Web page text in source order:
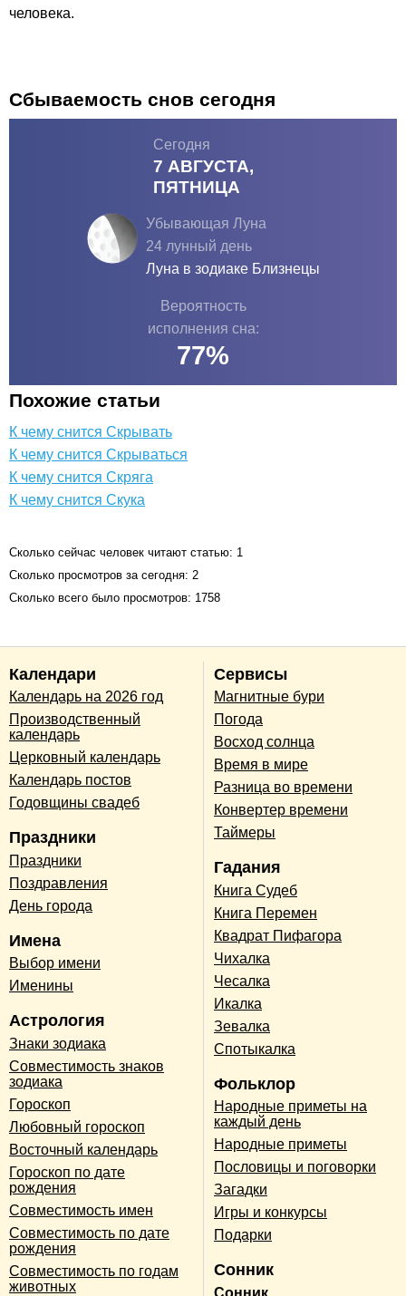
человека.
Сбываемость снов сегодня
Сегодня
7 АВГУСТА,
ПЯТНИЦА
Убывающая Луна
24 лунный день
Луна в зодиаке Близнецы
Вероятность
исполнения сна:
77%
Похожие статьи
К чему снится Скрывать
К чему снится Скрываться
К чему снится Скряга
К чему снится Скука
Сколько сейчас человек читают статью: 1
Сколько просмотров за сегодня: 2
Сколько всего было просмотров: 1758
Календари
Календарь на 2026 год
Производственный
календарь
Церковный календарь
Календарь постов
Годовщины свадеб
Праздники
Праздники
Поздравления
День города
Имена
Выбор имени
Именины
Астрология
Знаки зодиака
Совместимость знаков
зодиака
Гороскоп
Любовный гороскоп
Восточный календарь
Гороскоп по дате
рождения
Совместимость имен
Совместимость по дате
рождения
Совместимость по годам
животных
Сервисы
Магнитные бури
Погода
Восход солнца
Время в мире
Разница во времени
Конвертер времени
Таймеры
Гадания
Книга Судеб
Книга Перемен
Квадрат Пифагора
Чихалка
Чесалка
Икалка
Зевалка
Спотыкалка
Фольклор
Народные приметы на
каждый день
Народные приметы
Пословицы и поговорки
Загадки
Игры и конкурсы
Подарки
Сонник